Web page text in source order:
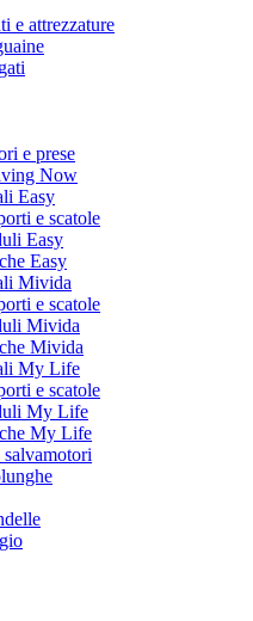
e attrezzature
e prese
Now
Easy
e scatole
Easy
Easy
Mivida
e scatole
Mivida
Mivida
My Life
e scatole
My Life
My Life